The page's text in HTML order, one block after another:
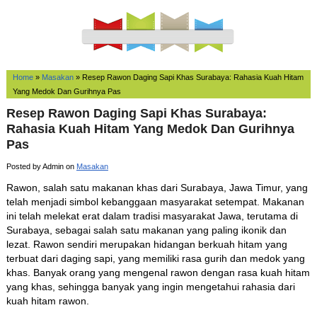
Home» Masakan» Resep Rawon Daging Sapi Khas Surabaya: Rahasia Kuah Hitam
Yang Medok Dan Gurihnya Pas
Resep Rawon Daging Sapi Khas Surabaya:
Rahasia Kuah Hitam Yang Medok Dan Gurihnya
Pas
Posted by Admin on Masakan
Rawon, salah satu makanan khas dari Surabaya, Jawa Timur, yang
telah menjadi simbol kebanggaan masyarakat setempat. Makanan
ini telah melekat erat dalam tradisi masyarakat Jawa, terutama di
Surabaya, sebagai salah satu makanan yang paling ikonik dan
lezat. Rawon sendiri merupakan hidangan berkuah hitam yang
terbuat dari daging sapi, yang memiliki rasa gurih dan medok yang
khas. Banyak orang yang mengenal rawon dengan rasa kuah hitam
yang khas, sehingga banyak yang ingin mengetahui rahasia dari
kuah hitam rawon.